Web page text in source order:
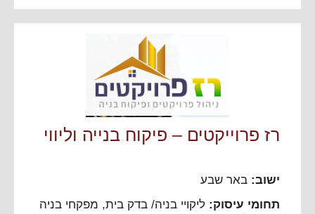
רז פרוייקטים – פיקוח בנייה וליווי
ישוב: באר שבע
תחומי עיסוק: ליקויי בניה/ בדק בית, מפקחי בניה